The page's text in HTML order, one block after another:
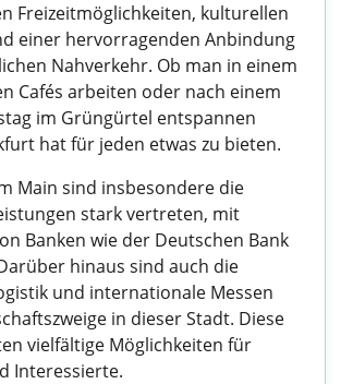
Freizeitmöglichkeiten, kulturellen
einer hervorragenden Anbindung
Nahverkehr. Ob man in einem
Cafés arbeiten oder nach einem
im Grüngürtel entspannen
hat für jeden etwas zu bieten.
Main sind insbesondere die
stark vertreten, mit
Banken wie der Deutschen Bank
hinaus sind auch die
und internationale Messen
in dieser Stadt. Diese
vielfältige Möglichkeiten für
Interessierte.